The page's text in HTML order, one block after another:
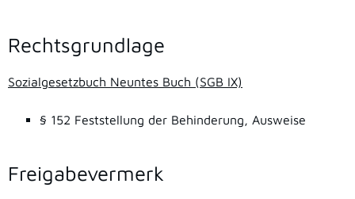
Rechtsgrundlage
Sozialgesetzbuch Neuntes Buch (SGB IX)
§ 152 Feststellung der Behinderung, Ausweise
Freigabevermerk